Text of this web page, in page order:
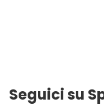
Seguici su